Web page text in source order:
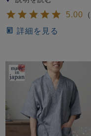
ボ
売れ筋ランキング
- Item Ranking -
上着単品
ズボン単品
5.00 （
詳細を見る